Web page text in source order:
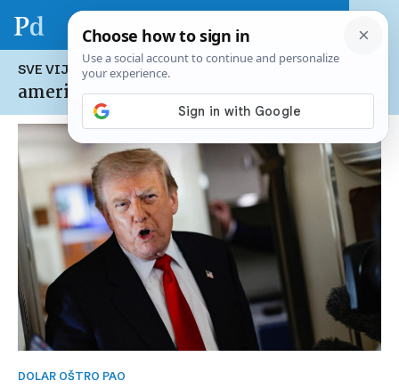
SVE VIJESTI NA TEMU:
američki dolar
DOLAR OŠTRO PAO